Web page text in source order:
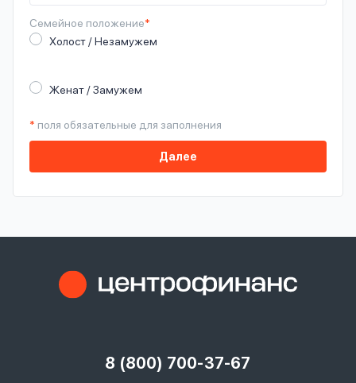
Семейное положение*
Холост / Незамужем
Женат / Замужем
* поля обязательные для заполнения
Далее
8 (800) 700-37-67